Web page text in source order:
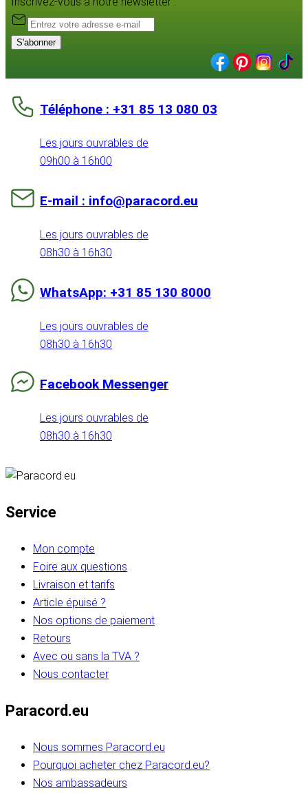
S'abonner
Téléphone : +31 85 13 080 03
Les jours ouvrables de
09h00 à 16h00
E-mail : info@paracord.eu
Les jours ouvrables de
08h30 à 16h30
WhatsApp: +31 85 130 8000
Les jours ouvrables de
08h30 à 16h30
Facebook Messenger
Les jours ouvrables de
08h30 à 16h30
Service
Mon compte
Foire aux questions
Livraison et tarifs
Article épuisé ?
Nos options de paiement
Retours
Avec ou sans la TVA ?
Nous contacter
Paracord.eu
Nous sommes Paracord.eu
Pourquoi acheter chez Paracord.eu?
Nos ambassadeurs